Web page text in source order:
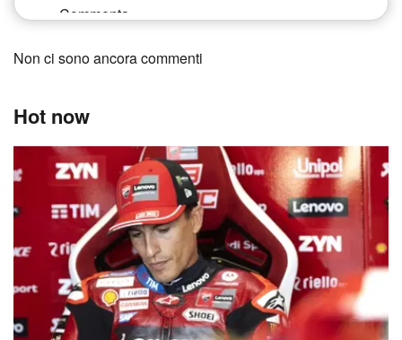
Non ci sono ancora commenti
Hot now